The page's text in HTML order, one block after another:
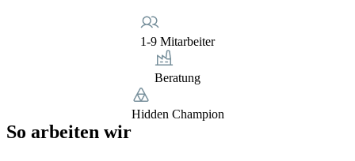
1-9 Mitarbeiter
Beratung
Hidden Champion
So arbeiten wir